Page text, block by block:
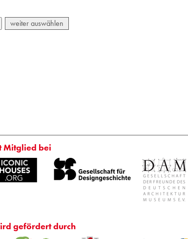
weiter auswählen
Mitglied bei
gefördert durch